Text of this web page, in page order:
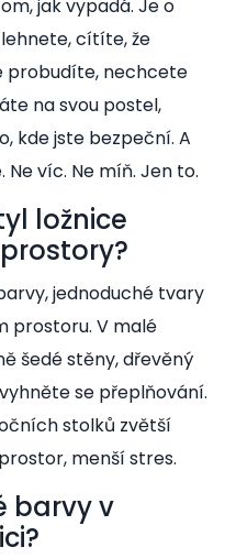
jak vypadá. Je o
lehnete, cítíte, že
probudíte, nechcete
na svou postel,
kde jste bezpeční. A
víc. Ne míň. Jen to.
ložnice
jednoduché tvary
prostoru. V malé
šedé stěny, dřevěný
se přeplňování.
stolků zvětší
menší stres.
barvy v